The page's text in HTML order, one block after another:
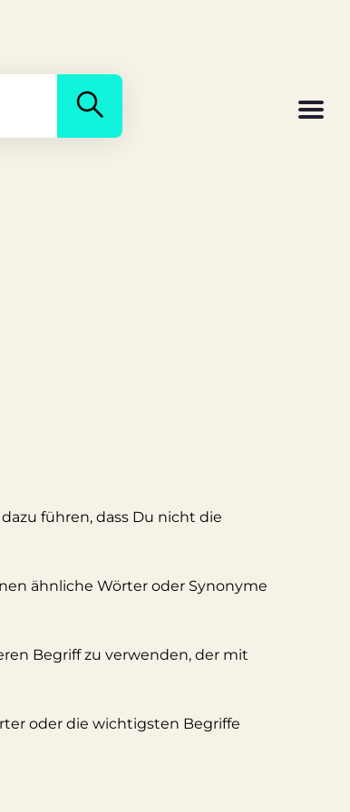
führen, dass Du nicht die
ähnliche Wörter oder Synonyme
Begriff zu verwenden, der mit
oder die wichtigsten Begriffe